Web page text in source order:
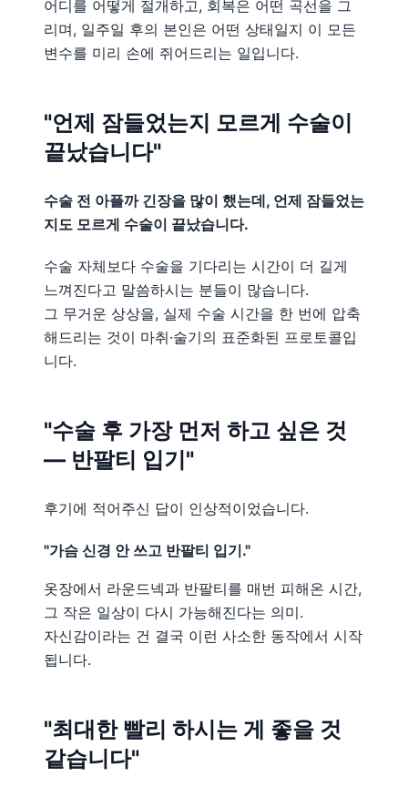
어디를 어떻게 절개하고, 회복은 어떤 곡선을 그
리며, 일주일 후의 본인은 어떤 상태일지 이 모든
변수를 미리 손에 쥐어드리는 일입니다.
"언제 잠들었는지 모르게 수술이
끝났습니다"
수술 전 아플까 긴장을 많이 했는데, 언제 잠들었는
지도 모르게 수술이 끝났습니다.
수술 자체보다 수술을 기다리는 시간이 더 길게
느껴진다고 말씀하시는 분들이 많습니다.
그 무거운 상상을, 실제 수술 시간을 한 번에 압축
해드리는 것이 마취·술기의 표준화된 프로토콜입
니다.
"수술 후 가장 먼저 하고 싶은 것
— 반팔티 입기"
후기에 적어주신 답이 인상적이었습니다.
"가슴 신경 안 쓰고 반팔티 입기."
옷장에서 라운드넥과 반팔티를 매번 피해온 시간,
그 작은 일상이 다시 가능해진다는 의미.
자신감이라는 건 결국 이런 사소한 동작에서 시작
됩니다.
"최대한 빨리 하시는 게 좋을 것
같습니다"